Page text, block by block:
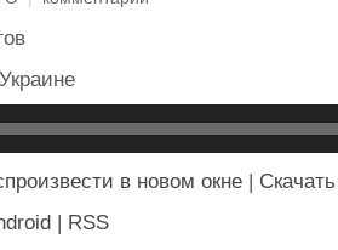
в новом окне | Скачать
| RSS